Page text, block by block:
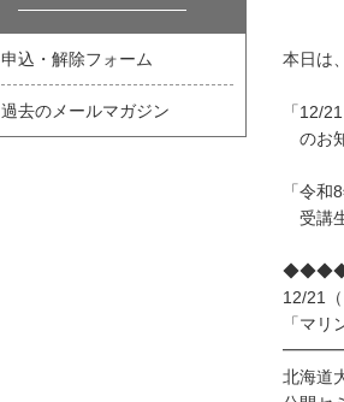
申込・解除フォーム
過去のメールマガジン
本日は
「12/
のお
「令
受講
12/21
「マ
北海道